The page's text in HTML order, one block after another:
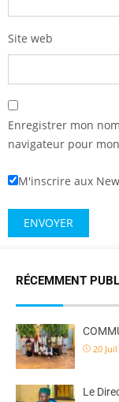
Site web
Enregistrer mon
navigateur pour
M'inscrire aux
RÉCEMMENT
20
Le